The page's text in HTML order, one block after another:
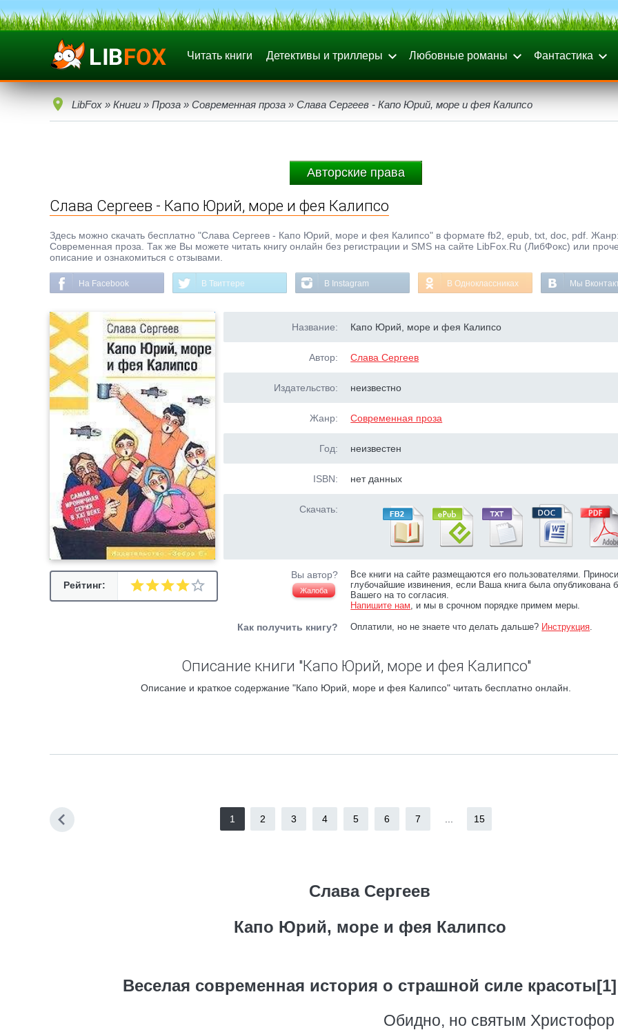
Читать книги Детективы и триллеры Любовные романы Фантастика
LibFox » Книги » Проза » Современная проза » Слава Сергеев - Капо Юрий, море и фея Калипсо
Авторские права
Слава Сергеев - Капо Юрий, море и фея Калипсо
Здесь можно скачать бесплатно "Слава Сергеев - Капо Юрий, море и фея Калипсо" в формате fb2, epub, txt, doc, pdf.
Современная проза. Так же Вы можете читать книгу онлайн без регистрации и SMS на сайте LibFox.Ru (ЛибФокс) или
описание и ознакомиться с отзывами.
На Facebook В Твиттере В Instagram В Одноклассниках Мы
Рейтинг:
Название: Капо Юрий, море и фея Калипсо
Автор: Слава Сергеев
Издательство: неизвестно
Жанр: Современная проза
Год: неизвестен
ISBN: нет данных
Скачать:
Вы автор?
Жалоба
Все книги на сайте размещаются его пользователями.
глубочайшие извинения, если Ваша книга была опубликована
Вашего на то согласия.
Напишите нам, и мы в срочном порядке примем меры.
Как получить книгу? Оплатили, но не знаете что делать дальше? Инструкция.
Описание книги "Капо Юрий, море и фея Калипсо"
Описание и краткое содержание "Капо Юрий, море и фея Калипсо" читать бесплатно онлайн.
1 2 3 4 5 6 7 15
Слава Сергеев
Капо Юрий, море и фея Калипсо
Веселая современная история о страшной силе красоты[1]
Обидно, но святым Христофор